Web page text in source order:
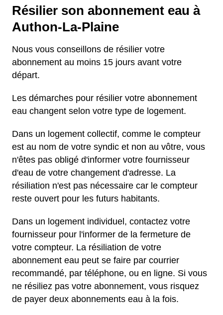
Résilier son abonnement eau à
Authon-La-Plaine
Nous vous conseillons de résilier votre
abonnement au moins 15 jours avant votre
départ.
Les démarches pour résilier votre abonnement
eau changent selon votre type de logement.
Dans un logement collectif, comme le compteur
est au nom de votre syndic et non au vôtre, vous
n'êtes pas obligé d'informer votre fournisseur
d'eau de votre changement d'adresse. La
résiliation n'est pas nécessaire car le compteur
reste ouvert pour les futurs habitants.
Dans un logement individuel, contactez votre
fournisseur pour l'informer de la fermeture de
votre compteur. La résiliation de votre
abonnement eau peut se faire par courrier
recommandé, par téléphone, ou en ligne. Si vous
ne résiliez pas votre abonnement, vous risquez
de payer deux abonnements eau à la fois.